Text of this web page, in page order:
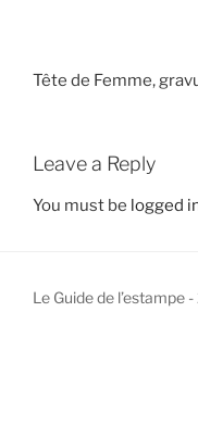
Tête de Femme,
Leave a Reply
You must be logged
Le Guide de